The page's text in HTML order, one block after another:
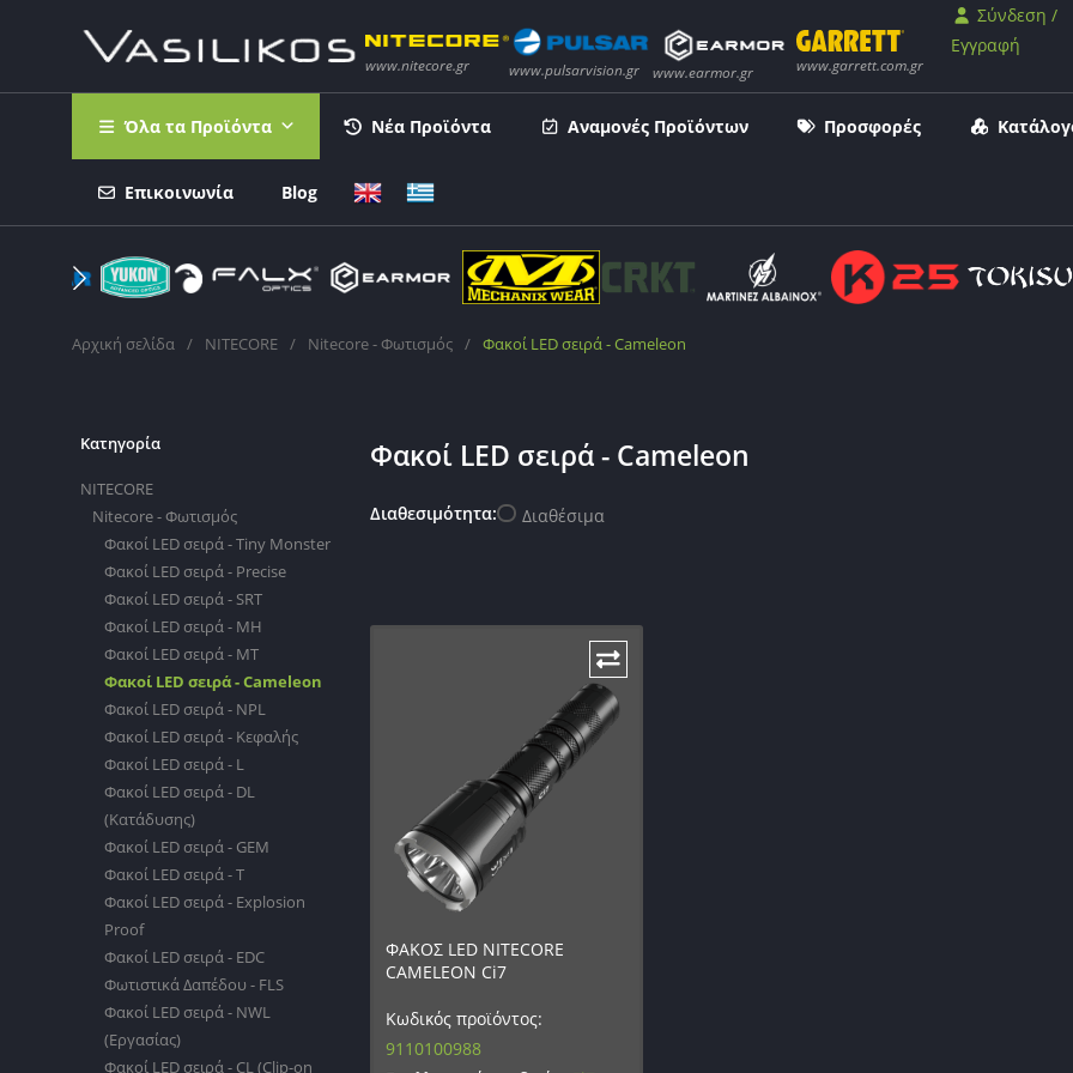
Σύνδεση /
Εγγραφή
Όλα τα Προϊόντα Νέα Προϊόντα Αναμονές Προϊόντων Προσφορές
Επικοινωνία Blog
Αρχική σελίδα / NITECORE / Nitecore - Φωτισμός / Φακοί LED σειρά - Cameleon
Φακοί LED σειρά - Cameleon
Διαθεσιμότητα: Διαθέσιμα
ΦΑΚΟΣ LED NITECORE
CAMELEON Ci7
Κωδικός προϊόντος:
9110100988
Κατηγορία
NITECORE
Nitecore - Φωτισμός
Φακοί LED σειρά - Tiny Monster
Φακοί LED σειρά - Precise
Φακοί LED σειρά - SRT
Φακοί LED σειρά - MH
Φακοί LED σειρά - MT
Φακοί LED σειρά - Cameleon
Φακοί LED σειρά - NPL
Φακοί LED σειρά - Κεφαλής
Φακοί LED σειρά - L
Φακοί LED σειρά - DL
(Κατάδυσης)
Φακοί LED σειρά - GEM
Φακοί LED σειρά - T
Φακοί LED σειρά - Explosion
Proof
Φακοί LED σειρά - EDC
Φωτιστικά Δαπέδου - FLS
Φακοί LED σειρά - NWL
(Εργασίας)
Φακοί LED σειρά - CL (Clip-on